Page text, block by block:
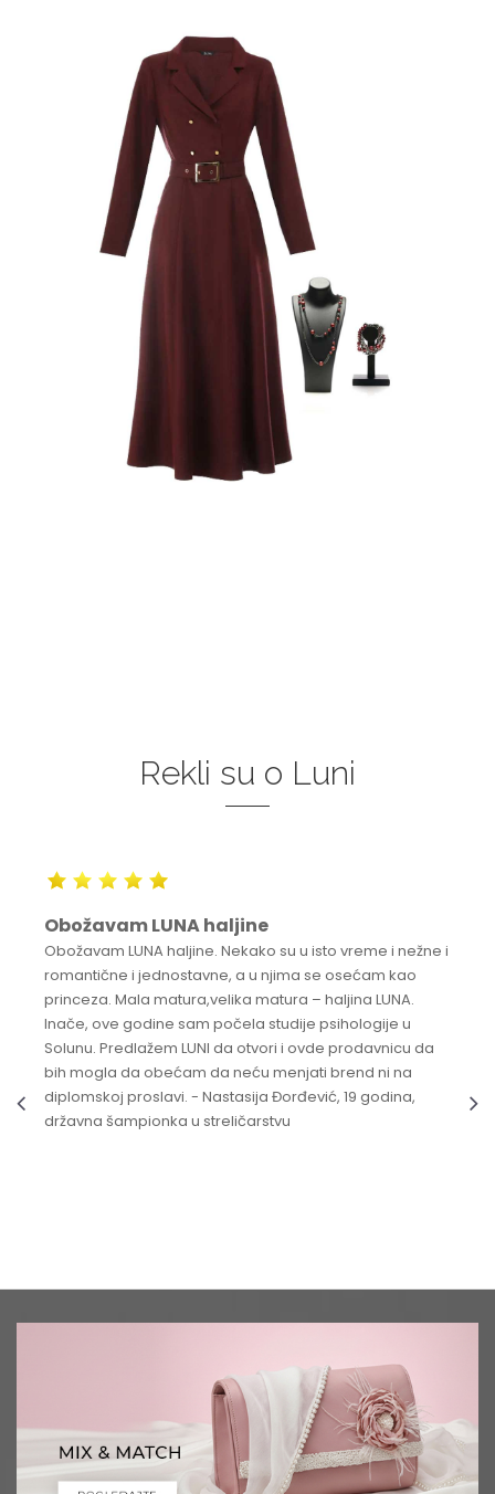
Rekli su o Luni
Obožavam LUNA haljine
Obožavam LUNA haljine. Nekako su u isto vreme i nežne i
romantične i jednostavne, a u njima se osećam kao
princeza. Mala matura,velika matura – haljina LUNA.
Inače, ove godine sam počela studije psihologije u
Solunu. Predlažem LUNI da otvori i ovde prodavnicu da
bih mogla da obećam da neću menjati brend ni na
diplomskoj proslavi. - Nastasija Đorđević, 19 godina,
državna šampionka u streličarstvu